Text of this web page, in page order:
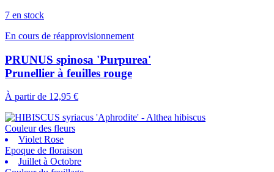
7 en stock
En cours de réapprovisionnement
PRUNUS spinosa 'Purpurea'
Prunellier à feuilles rouge
À partir de 12,95 €
Couleur des fleurs
Violet Rose
Epoque de floraison
Juillet à Octobre